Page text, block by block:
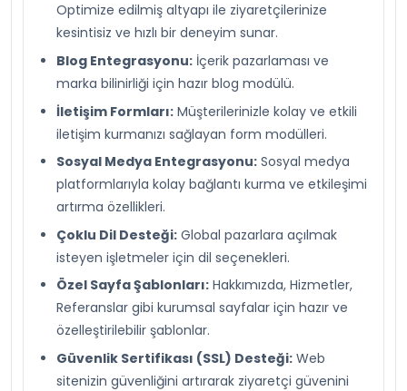
Optimize edilmiş altyapı ile ziyaretçilerinize
kesintisiz ve hızlı bir deneyim sunar.
Blog Entegrasyonu: İçerik pazarlaması ve
marka bilinirliği için hazır blog modülü.
İletişim Formları: Müşterilerinizle kolay ve etkili
iletişim kurmanızı sağlayan form modülleri.
Sosyal Medya Entegrasyonu: Sosyal medya
platformlarıyla kolay bağlantı kurma ve etkileşimi
artırma özellikleri.
Çoklu Dil Desteği: Global pazarlara açılmak
isteyen işletmeler için dil seçenekleri.
Özel Sayfa Şablonları: Hakkımızda, Hizmetler,
Referanslar gibi kurumsal sayfalar için hazır ve
özelleştirilebilir şablonlar.
Güvenlik Sertifikası (SSL) Desteği: Web
sitenizin güvenliğini artırarak ziyaretçi güvenini